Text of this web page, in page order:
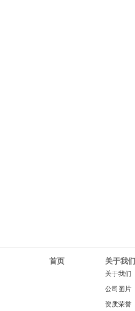
首页 关于我们
关于我们
公司图片
资质荣誉